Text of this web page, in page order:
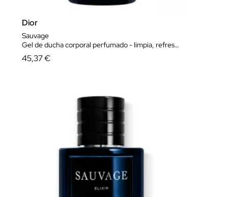
Dior
Sauvage
Gel de ducha corporal perfumado - limpia, refresca y perfuma la piel
45,37 €